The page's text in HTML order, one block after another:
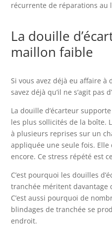
récurrente de réparations au
La douille
maillon faible
Si vous avez déjà eu affaire à
savez déjà qu’il ne s’agit pas
La douille d’écarteur
les plus sollicités de la boîte.
à plusieurs reprises sur un
appliquée une seule fois.
encore. Ce stress répété est
C’est pourquoi les douilles
tranchée méritent davantage
C’est aussi pourquoi de
blindages de tranchée se
endroit.